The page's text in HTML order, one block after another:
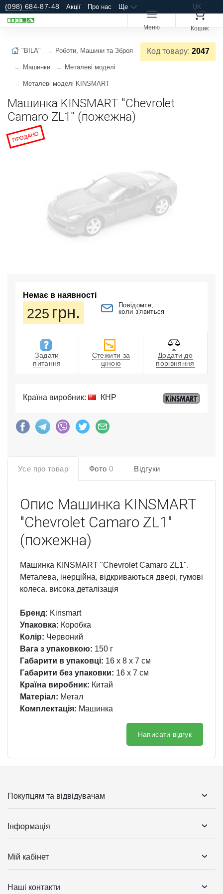
(098) 684-87-48 Акції Про нас Ще UK
Меню Кошик
Код товару: 2047
"BILA" Роботи, Машини та Зброя
Машинки Металеві моделі
Металеві моделі KINSMART
Машинка KINSMART "Сhevrolet
Сamaro ZL1" (пожежна)
ПРОДАНО
Немає в наявності
225 грн.
Повідомте,
коли з'явиться
Задати
питання
Стежити за
ціною
Додати до
порівняння
Країна виробник: КНР
Усе про товар Фото 0 Відгуки
Опис Машинка KINSMART
"Сhevrolet Сamaro ZL1"
(пожежна)
Машинка KINSMART "Сhevrolet Сamaro ZL1".
Металева, інерційна, відкриваються двері, гумові
колеса. висока деталізація
Бренд: Kinsmart
Упаковка: Коробка
Колір: Червоний
Вага з упаковкою: 150 г
Габарити в упаковці: 16 x 8 x 7 см
Габарити без упаковки: 16 x 7 см
Країна виробник: Китай
Матеріал: Метал
Комплектація: Машинка
Написати відгук
Покупцям та відвідувачам
Інформація
Мій кабінет
Наші контакти